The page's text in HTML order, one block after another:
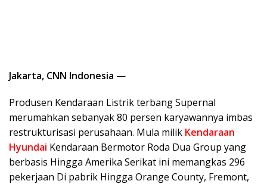
Jakarta, CNN Indonesia —
Produsen Kendaraan Listrik terbang Supernal
merumahkan sebanyak 80 persen karyawannya imbas
restrukturisasi perusahaan. Mula milik Kendaraan
Hyundai Kendaraan Bermotor Roda Dua Group yang
berbasis Hingga Amerika Serikat ini memangkas 296
pekerjaan Di pabrik Hingga Orange County, Fremont,